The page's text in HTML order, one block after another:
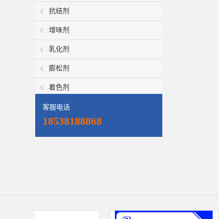
抗结剂
增味剂
乳化剂
膨松剂
着色剂
客服电话
18538188868